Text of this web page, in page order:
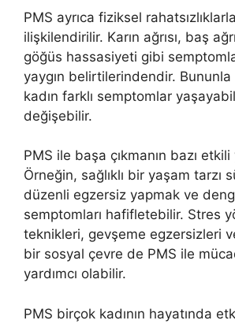
PMS ayrıca fiziksel
ilişkilendirilir. Karın ağrısı, baş
göğüs hassasiyeti gibi
yaygın belirtilerindendir.
kadın farklı semptomlar
değişebilir.
PMS ile başa çıkmanın bazı etkili
Örneğin, sağlıklı bir yaşam tarzı
düzenli egzersiz yapmak ve
semptomları hafifletebilir. Stres
teknikleri, gevşeme egzersizleri
bir sosyal çevre de PMS ile
yardımcı olabilir.
PMS birçok kadının hayatında